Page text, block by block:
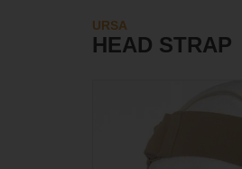
URSA
HEAD STRAP